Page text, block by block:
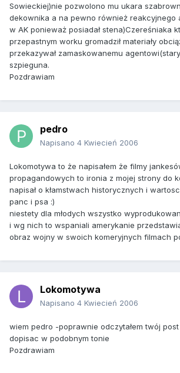
Sowieckiej)nie pozwolono mu ukara
dekownika a na pewno również reakcyjnego
w AK ponieważ posiadał stena)Czereśniaka
przepastnym worku gromadził materiały
przekazywał zamaskowanemu
szpieguna.
Pozdrawiam
pedro
Napisano 4 Kwiecień 2006
Lokomotywa to że napisałem że filmy
propagandowych to ironia z mojej strony do
napisał o kłamstwach historycznych i
panc i psa :)
niestety dla młodych wszystko
i wg nich to wspaniali amerykanie
obraz wojny w swoich komeryjnych filmach
Lokomotywa
Napisano 4 Kwiecień 2006
wiem pedro -poprawnie odczytałem twój
dopisac w podobnym tonie
Pozdrawiam